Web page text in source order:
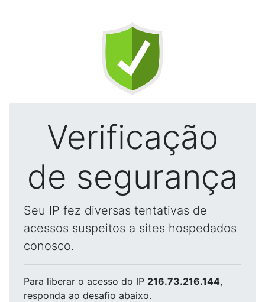
Verificação
de segurança
Seu IP fez diversas tentativas de
acessos suspeitos a sites hospedados
conosco.
Para liberar o acesso do IP 216.73.216.144,
responda ao desafio abaixo.